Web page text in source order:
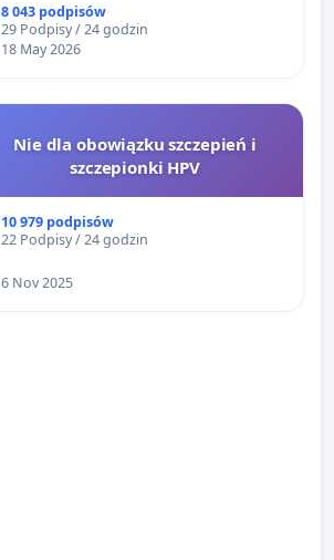
8 043 podpisów
29 Podpisy / 24 godzin
18 May 2026
Nie dla obowiązku szczepień i
szczepionki HPV
10 979 podpisów
22 Podpisy / 24 godzin
6 Nov 2025